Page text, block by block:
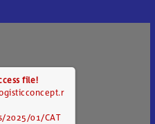
file!
2025/01/CAT